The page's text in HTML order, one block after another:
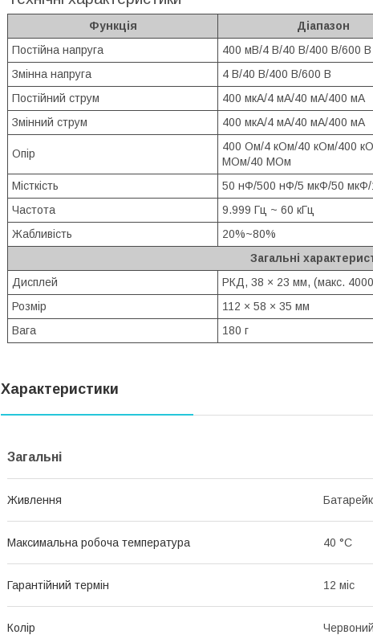
Функція
Діапазон
Постійна напруга
400 мВ/4 В/40 В/400 В/600 В
Змінна напруга
4 В/40 В/400 В/600 В
Постійний струм
400 мкА/4 мА/40 мА/400 мА
Змінний струм
400 мкА/4 мА/40 мА/400 мА
Опір
400 Ом/4 кОм/40 кОм/400
МОм/40 МОм
Місткість
50 нФ/500 нФ/5 мкФ/50
Частота
9.999 Гц ~ 60 кГц
Жабливість
20%~80%
Загальні
Дисплей
РКД, 38 × 23 мм, (макс. 4000
Розмір
112 × 58 × 35 мм
Вага
180 г
Характеристики
Загальні
Живлення
Максимальна робоча температура 40 °С
Гарантійний термін 12 міс
Колір